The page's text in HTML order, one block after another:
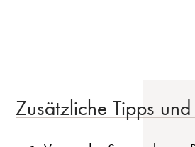
Zusätzliche Tipps